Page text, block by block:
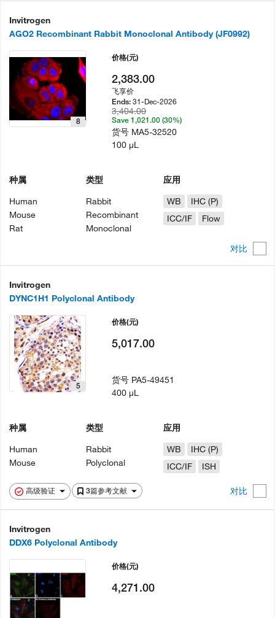
Invitrogen
AGO2 Recombinant Rabbit Monoclonal Antibody (JF0992)
对比
8
种属
Human
Mouse
Rat
类型
Rabbit
Recombinant
Monoclonal
应用
WB
IHC (P)
ICC/IF
Flow
价格(元)
2,383.00
飞享价
Ends:31-Dec-2026
3,404.00
Save 1,021.00 (30%)
货号 MA5-32520
100 µL
Invitrogen
DYNC1H1 Polyclonal Antibody
高级验证 3篇参考文献 对比
5
种属
Human
Mouse
类型
Rabbit
Polyclonal
应用
WB
IHC (P)
ICC/IF
ISH
价格(元)
5,017.00
货号 PA5-49451
400 µL
Invitrogen
DDX6 Polyclonal Antibody
价格(元)
4,271.00